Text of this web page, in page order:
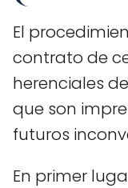
El
contrato de
herenciales
que son
futuros
En primer